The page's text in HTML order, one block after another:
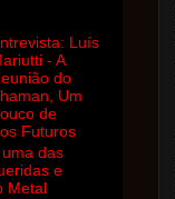
Luís
- A
do
Um
de
Futuros
das
e
Metal